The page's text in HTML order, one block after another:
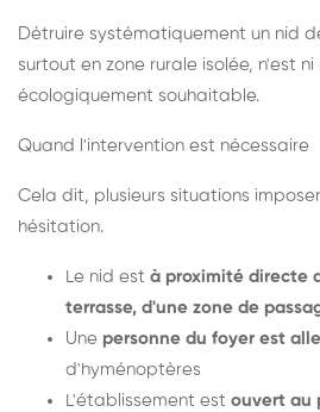
Détruire systématiquement un nid
surtout en zone rurale isolée, n'est ni
écologiquement souhaitable.
Quand l'intervention est nécessaire
Cela dit, plusieurs situations
hésitation.
Le nid est à proximité directe
terrasse, d'une zone de
Une personne du foyer est
d'hyménoptères
L'établissement est ouvert au